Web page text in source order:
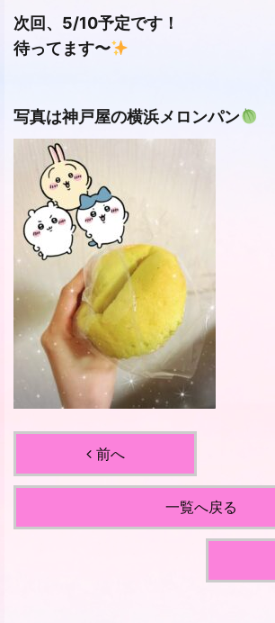
次回、5/10予定です！
待ってます〜
写真は神戸屋の横浜メロンパン
前へ
一覧へ戻る